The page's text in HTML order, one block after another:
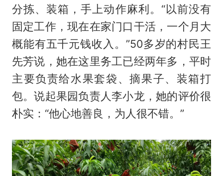
分拣、装箱，手上动作麻利。“以前没有
固定工作，现在在家门口干活，一个月大
概能有五千元钱收入。”50多岁的村民王
先芳说，她在这里务工已经两年多，平时
主要负责给水果套袋、摘果子、装箱打
包。说起果园负责人李小龙，她的评价很
朴实：“他心地善良，为人很不错。”